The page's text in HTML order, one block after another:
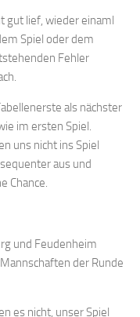
gut lief, wieder einaml
Spiel oder dem
Fehler
als nächster
im ersten Spiel.
uns nicht ins Spiel
aus und
Chance.
und Feudenheim
der Runde
es nicht, unser Spiel